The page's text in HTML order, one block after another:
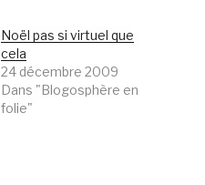
Noël pas si virtuel que
cela
24 décembre 2009
Dans "Blogosphère en
folie"